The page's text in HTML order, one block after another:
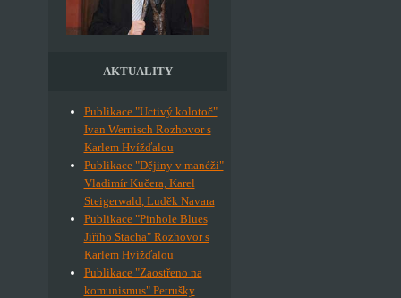
AKTUALITY
Publikace "Uctivý kolotoč"
Ivan Wernisch Rozhovor s
Karlem Hvížďalou
Publikace "Dějiny v manéži"
Vladimír Kučera, Karel
Steigerwald, Luděk Navara
Publikace "Pinhole Blues
Jiřího Stacha" Rozhovor s
Karlem Hvížďalou
Publikace "Zaostřeno na
komunismus" Petrušky